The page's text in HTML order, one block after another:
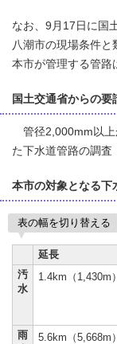
なお、9月17日に国
八潮市の現場条件と
本市が管理する管路
国土交通省からの要
管径2,000mm以上
た下水道管路の調査
本市の対象となる下
表の幅を切り替える
延長
汚
水
1.4km（1,430m）
雨
5.6km（5,668m）